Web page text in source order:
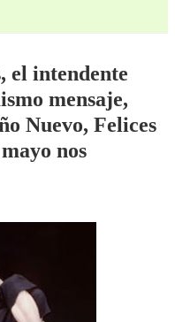
el intendente
mensaje,
Nuevo, Felices
nos